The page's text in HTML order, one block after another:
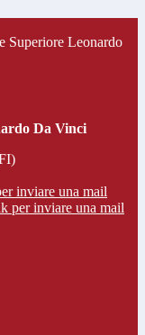
Superiore Leonardo
Da Vinci
inviare una mail
per inviare una mail